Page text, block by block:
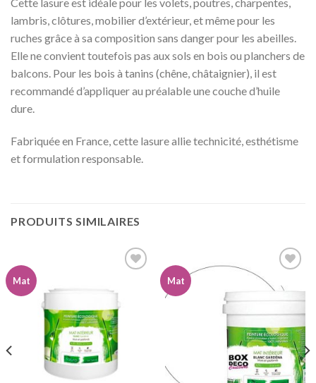
lambris, clôtures, mobilier d’extérieur, et même pour les
ruches grâce à sa composition sans danger pour les abeilles.
Elle ne convient toutefois pas aux sols en bois ou planchers de
balcons. Pour les bois à tanins (chêne, châtaignier), il est
recommandé d’appliquer au préalable une couche d’huile
dure.
Fabriquée en France, cette lasure allie technicité, esthétisme
et formulation responsable.
PRODUITS SIMILAIRES
Mat
wishlist
Mat
Ajouter
à la